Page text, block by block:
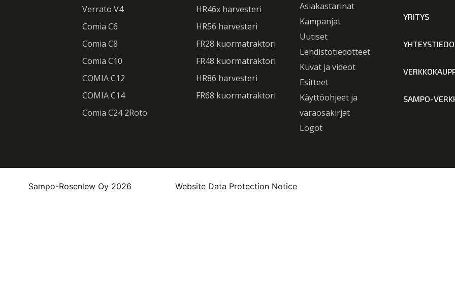
Verrato V4
Comia C6
Comia C8
Comia C10
COMIA C12
COMIA C14
Comia C24 2Roto
HR46x harvesteri
HR56 harvesteri
FR28 kuormatraktori
FR48 kuormatraktori
HR86 harvesteri
FR68 kuormatraktori
Asiakastarinat
Kampanjat
Uutiset
Lehdistötiedotteet
Kuvat ja videot
Esitteet
Käyttöohjeet ja
varaosakirjat
Logot
YRITYS
SAMPO-
Sampo-Rosenlew Oy 2026 Website Data Protection Notice